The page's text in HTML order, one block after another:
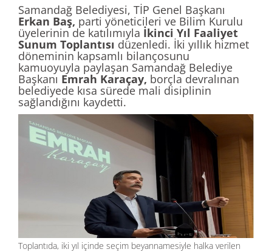
Samandağ Belediyesi, TİP Genel Başkanı
Erkan Baş, parti yöneticileri ve Bilim Kurulu
üyelerinin de katılımıyla İkinci Yıl Faaliyet
Sunum Toplantısı düzenledi. İki yıllık hizmet
döneminin kapsamlı bilançosunu
kamuoyuyla paylaşan Samandağ Belediye
Başkanı Emrah Karaçay, borçla devralınan
belediyede kısa sürede mali disiplinin
sağlandığını kaydetti.
Toplantıda, iki yıl içinde seçim beyannamesiyle halka verilen